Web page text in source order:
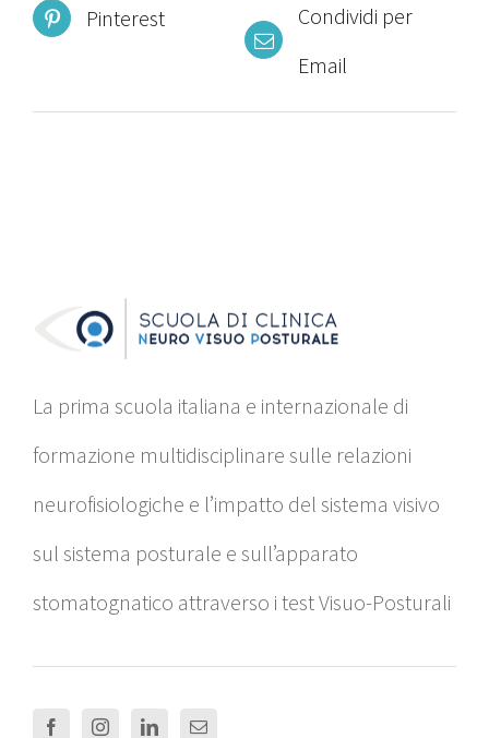
Pinterest
Condividi per
Email
La prima scuola italiana e internazionale di
formazione multidisciplinare sulle relazioni
neurofisiologiche e l’impatto del sistema visivo
sul sistema posturale e sull’apparato
stomatognatico attraverso i test Visuo-Posturali